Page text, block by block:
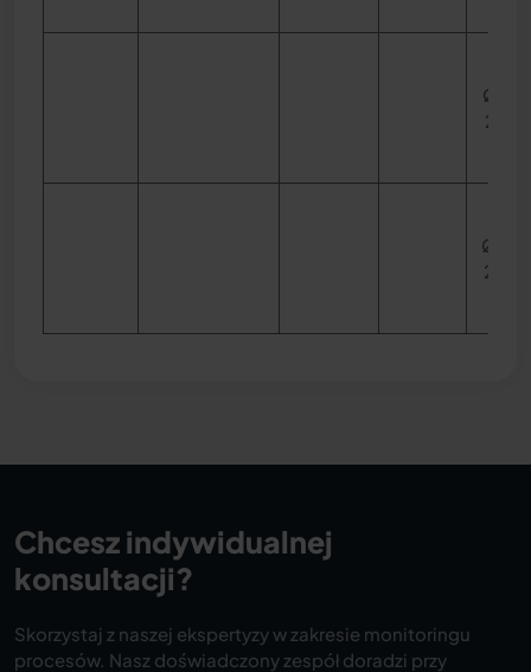
Ø
25
Ø
20
Chcesz indywidualnej
konsultacji?
Skorzystaj z naszej ekspertyzy w zakresie monitoringu
procesów. Nasz doświadczony zespół doradzi przy